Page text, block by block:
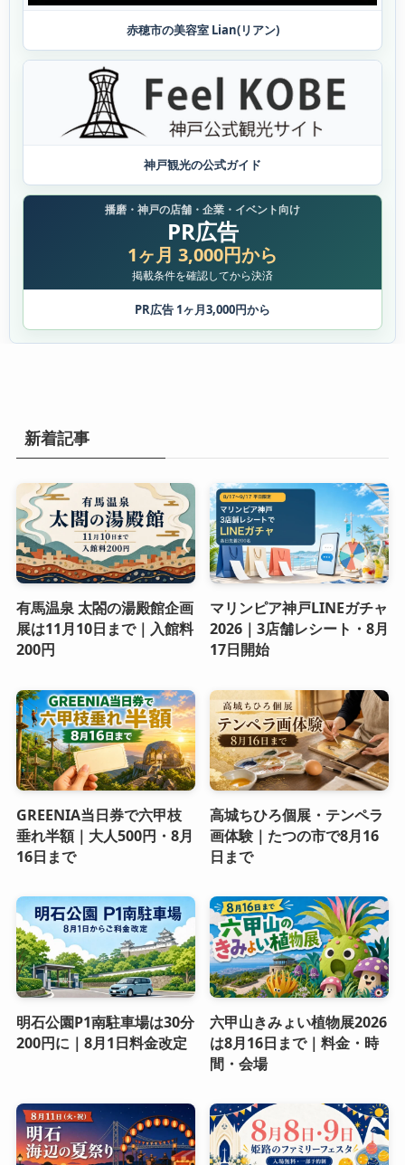
赤穂市の美容室 Lian(リアン)
神戸観光の公式ガイド
播磨・神戸の店舗・企業・イベント向け
PR広告
1ヶ月 3,000円から
掲載条件を確認してから決済
PR広告 1ヶ月3,000円から
新着記事
有馬温泉 太閤の湯殿館企画
展は11月10日まで｜入館料
200円
マリンピア神戸LINEガチャ
2026｜3店舗レシート・8月
17日開始
GREENIA当日券で六甲枝
垂れ半額｜大人500円・8月
16日まで
高城ちひろ個展・テンペラ
画体験｜たつの市で8月16
日まで
明石公園P1南駐車場は30分
200円に｜8月1日料金改定
六甲山きみょい植物展2026
は8月16日まで｜料金・時
間・会場